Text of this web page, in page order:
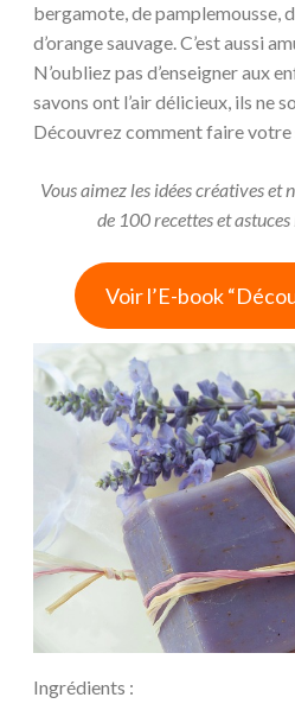
bergamote, de pamplemousse,
d’orange sauvage. C’est aussi
N’oubliez pas d’enseigner aux
savons ont l’air délicieux, ils ne
Découvrez comment faire votre
Vous aimez les idées créatives et
de 100 recettes et
Voir l’E-book
Ingrédients :